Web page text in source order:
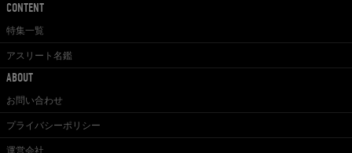
CONTENT
特集一覧
アスリート名鑑
ABOUT
お問い合わせ
プライバシーポリシー
運営会社